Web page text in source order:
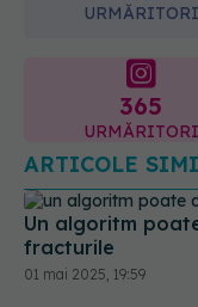
URMĂRITORI
365
URMĂRITORI
ARTICOLE
Un algoritm
fracturile
01 mai 2025, 19:59